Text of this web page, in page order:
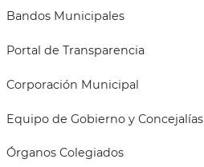
Bandos Municipales
Portal de Transparencia
Corporación Municipal
Equipo de Gobierno y Concejalías
Órganos Colegiados